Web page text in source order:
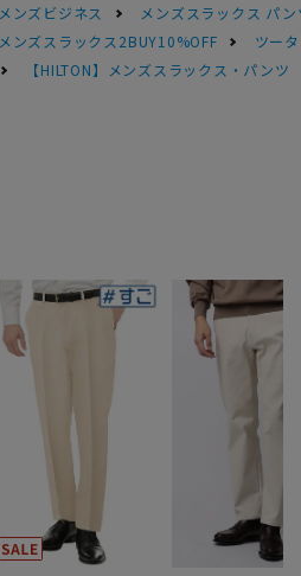
メンズビジネス
メンズスラックス パン
メンズスラックス2BUY10%OFF
ツー
【HILTON】メンズスラックス・パンツ